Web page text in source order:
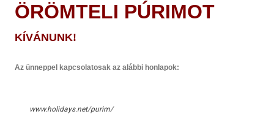
ÖRÖMTELI PÚRIMOT
KÍVÁNUNK!
Az ünnep­pel kapcsolatosak az alábbi hon­lapok:
www.holidays.net/purim/